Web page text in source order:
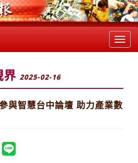
界 2025-02-16
與智慧台中論壇 助力產業數